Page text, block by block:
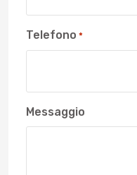
Telefono *
Messaggio